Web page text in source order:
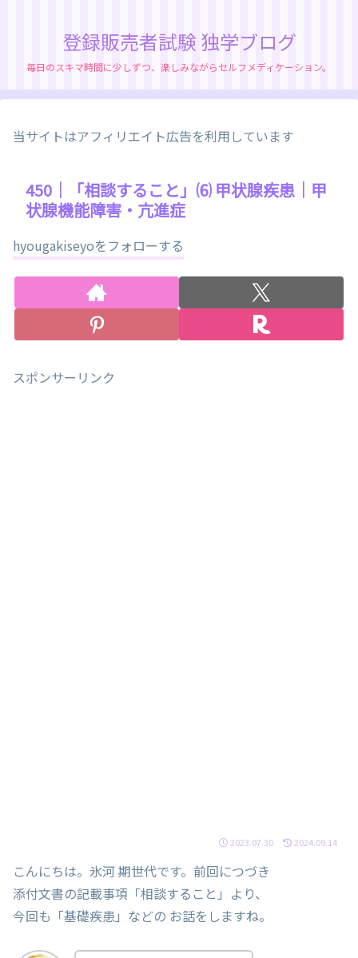
登録販売者試験 独学ブログ
毎日のスキマ時間に少しずつ、楽しみながらセルフメディケーション。
当サイトはアフィリエイト広告を利用しています
450｜「相談すること」⑹ 甲状腺疾患｜甲
状腺機能障害・亢進症
hyougakiseyoをフォローする
スポンサーリンク
2023.07.30 2024.09.14
こんにちは。氷河 期世代です。前回につづき
添付文書の記載事項「相談すること」より、
今回も「基礎疾患」などの お話をしますね。